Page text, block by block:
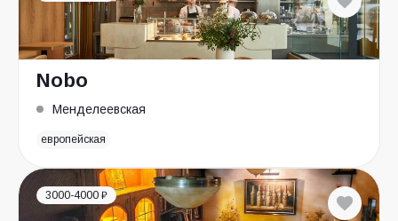
Nobo
Менделеевская
европейская
3000-4000 ₽